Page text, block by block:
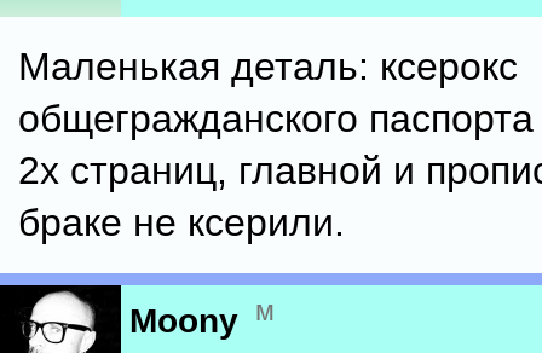
Маленькая деталь: ксерокс
общегражданского
2х страниц, главной и
браке не ксерили.
Moony м